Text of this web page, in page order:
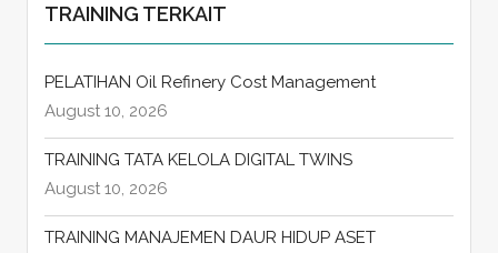
TRAINING TERKAIT
PELATIHAN Oil Refinery Cost Management
August 10, 2026
TRAINING TATA KELOLA DIGITAL TWINS
August 10, 2026
TRAINING MANAJEMEN DAUR HIDUP ASET